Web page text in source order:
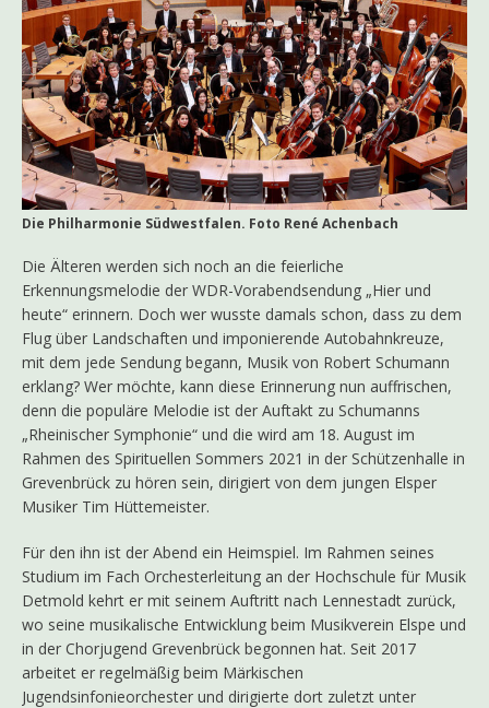
Die Philharmonie Südwestfalen. Foto René Achenbach
Die Älteren werden sich noch an die feierliche
Erkennungsmelodie der WDR-Vorabendsendung „Hier und
heute“ erinnern. Doch wer wusste damals schon, dass zu dem
Flug über Landschaften und imponierende Autobahnkreuze,
mit dem jede Sendung begann, Musik von Robert Schumann
erklang? Wer möchte, kann diese Erinnerung nun auffrischen,
denn die populäre Melodie ist der Auftakt zu Schumanns
„Rheinischer Symphonie“ und die wird am 18. August im
Rahmen des Spirituellen Sommers 2021 in der Schützenhalle in
Grevenbrück zu hören sein, dirigiert von dem jungen Elsper
Musiker Tim Hüttemeister.
Für den ihn ist der Abend ein Heimspiel. Im Rahmen seines
Studium im Fach Orchesterleitung an der Hochschule für Musik
Detmold kehrt er mit seinem Auftritt nach Lennestadt zurück,
wo seine musikalische Entwicklung beim Musikverein Elspe und
in der Chorjugend Grevenbrück begonnen hat. Seit 2017
arbeitet er regelmäßig beim Märkischen
Jugendsinfonieorchester und dirigierte dort zuletzt unter